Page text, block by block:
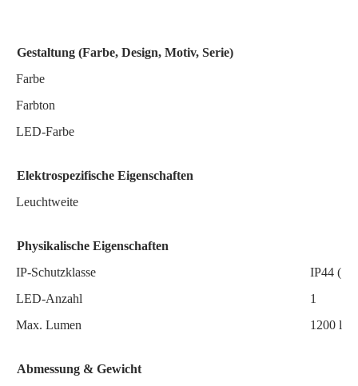
Gestaltung (Farbe, Design, Motiv, Serie)
Farbe
Farbton
LED-Farbe
Elektrospezifische Eigenschaften
Leuchtweite
Physikalische Eigenschaften
IP-Schutzklasse
IP44
LED-Anzahl
1
Max. Lumen
1200 lm
Abmessung & Gewicht